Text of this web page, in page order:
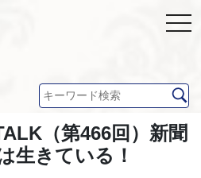
（第466回）新聞
生きている！